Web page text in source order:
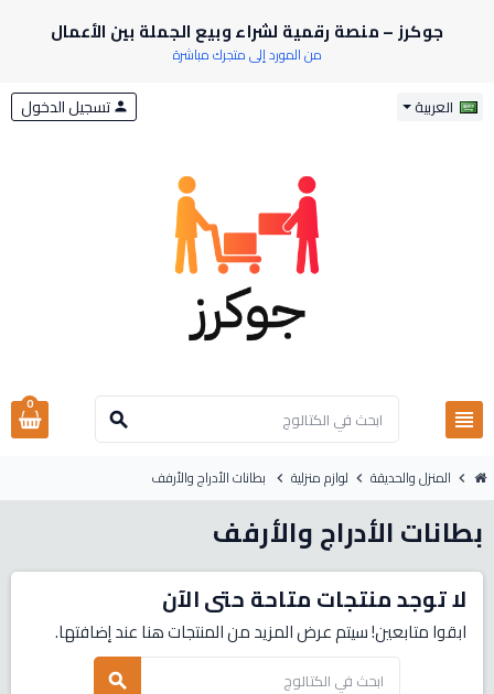
جوكرز – منصة رقمية لشراء وبيع الجملة بين الأعمال
من المورد إلى متجرك مباشرة
العربية
view_headline
search
person تسجيل الدخول
0
chevron_right المنزل والحديقة chevron_right لوازم منزلية chevron_right بطانات الأدراج والأرفف
بطانات الأدراج والأرفف
لا توجد منتجات متاحة حتى الآن
ابقوا متابعين! سيتم عرض المزيد من المنتجات هنا عند إضافتها.
search